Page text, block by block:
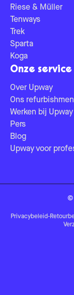
Riese & Müller
Tenways
Trek
Sparta
Koga
Onze service
Over Upway
Ons
Werken bij Upway
Pers
Blog
Upway voor
©
Privacybeleid-